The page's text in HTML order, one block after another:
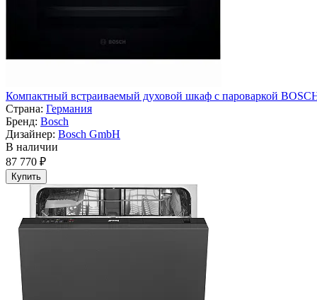
Компактный встраиваемый духовой шкаф с пароваркой
Страна: Германия
Бренд: Bosch
Дизайнер: Bosch GmbH
В наличии
87 770 ₽
Купить